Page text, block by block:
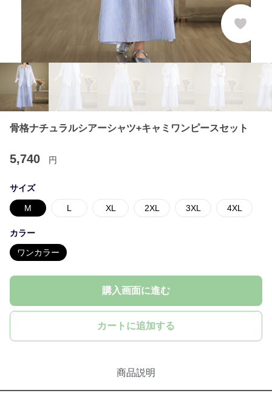
骨格ナチュラルシアーシャツ+キャミワンピースセット
5,740 円
サイズ
M L XL 2XL 3XL 4XL
カラー
ワンカラー
購入画面に進む
カートに追加する
商品説明